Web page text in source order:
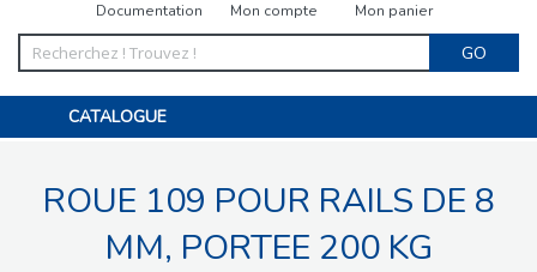
Documentation Mon compte Mon panier
GO
CATALOGUE
MOTORISATIONS
ACCESSOIRES ET ELECTRONIQUES
INTERPHONES VISIOPHONES
ROUE 109 POUR RAILS DE 8
MM, PORTEE 200 KG